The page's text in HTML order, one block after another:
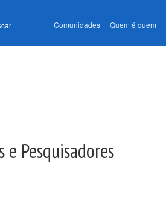
Comunidades Quem é quem
Pesquisadores